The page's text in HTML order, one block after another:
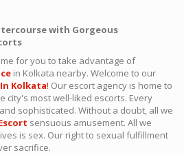
with Gorgeous
for you to take advantage of
in Kolkata nearby. Welcome to our
Kolkata! Our escort agency is home to
city's most well-liked escorts. Every
sophisticated. Without a doubt, all we
sensuous amusement. All we
is sex. Our right to sexual fulfillment
sacrifice.